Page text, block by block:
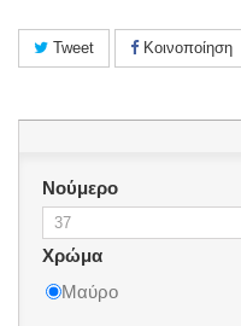
Tweet Κοινοποίηση
Νούμερο
Χρώμα
Μαύρο